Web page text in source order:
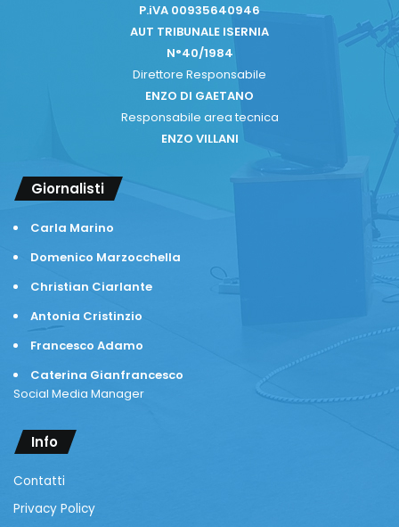
P.iVA 00935640946
AUT TRIBUNALE ISERNIA
N°40/1984
Direttore Responsabile
ENZO DI GAETANO
Responsabile area tecnica
ENZO VILLANI
Giornalisti
Carla Marino
Domenico Marzocchella
Christian Ciarlante
Antonia Cristinzio
Francesco Adamo
Caterina Gianfrancesco
Social Media Manager
Info
Contatti
Privacy Policy